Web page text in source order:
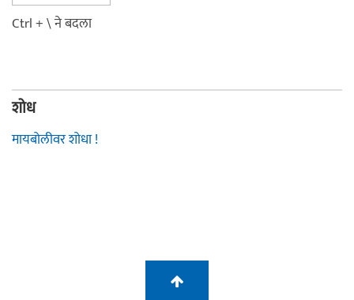
Ctrl + \ ने बदला
शोध
मायबोलीवर शोधा !